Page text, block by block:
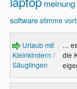
meinung
software stimme
Urlaub mit
Kleinkindern /
Säuglingen
...
die